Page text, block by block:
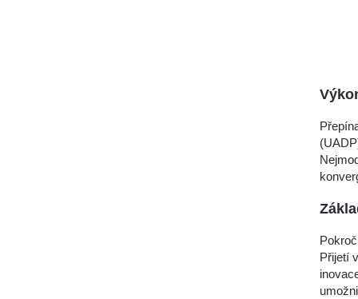
Přijetí